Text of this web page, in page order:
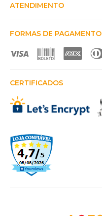
ATENDIMENTO
FORMAS DE PAGAMENTO
CERTIFICADOS